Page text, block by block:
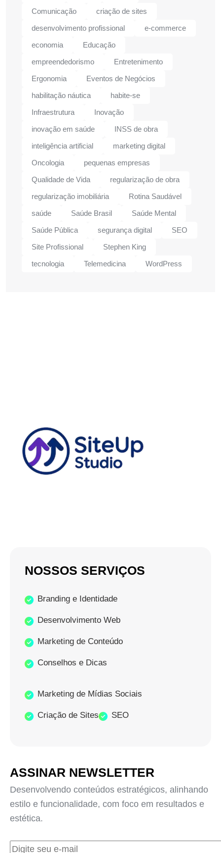
Comunicação
criação de sites
desenvolvimento profissional
e-commerce
economia
Educação
empreendedorismo
Entretenimento
Ergonomia
Eventos de Negócios
habilitação náutica
habite-se
Infraestrutura
Inovação
inovação em saúde
INSS de obra
inteligência artificial
marketing digital
Oncologia
pequenas empresas
Qualidade de Vida
regularização de obra
regularização imobiliária
Rotina Saudável
saúde
Saúde Brasil
Saúde Mental
Saúde Pública
segurança digital
SEO
Site Profissional
Stephen King
tecnologia
Telemedicina WordPress
NOSSOS SERVIÇOS
Branding e Identidade
Desenvolvimento Web
Marketing de Conteúdo
Conselhos e Dicas
Marketing de Mídias Sociais
Criação de Sites SEO
ASSINAR NEWSLETTER
Desenvolvendo conteúdos estratégicos, alinhando
estilo e funcionalidade, com foco em resultados e
estética.